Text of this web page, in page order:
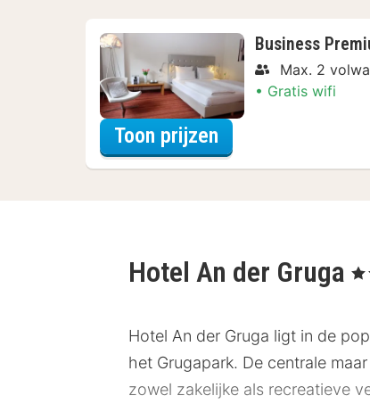
Business
Max. 2
Gratis wifi
Toon prijzen
Hotel An der Gruga , 3
Hotel An der Gruga ligt in de
het Grugapark. De centrale
zowel zakelijke als recreatieve